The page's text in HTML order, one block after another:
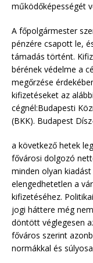
működőképességét
A főpolgármester
pénzére csapott le,
támadás történt.
bérének védelme a
megőrzése
kifizetéseket az
cégnél:Budapesti
(BKK). Budapest
a következő hetek
fővárosi dolgozó
minden olyan
elengedhetetlen a
kifizetéséhez.
jogi háttere még
döntött véglegesen
főváros szerint
normákkal és